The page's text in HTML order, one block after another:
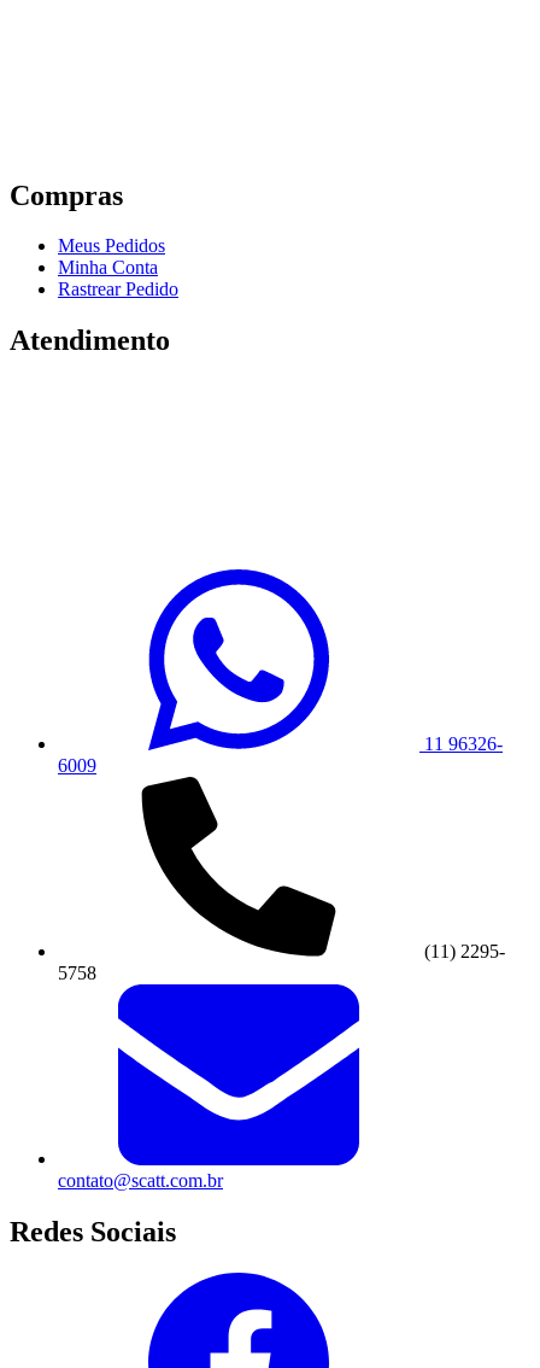
Compras
Meus Pedidos
Minha Conta
Rastrear Pedido
Atendimento
11 96326-
6009
(11) 2295-
5758
contato@scatt.com.br
Redes Sociais